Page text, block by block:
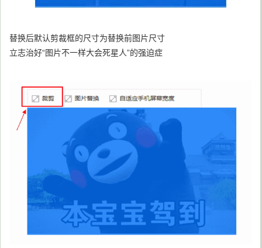
替换后默认剪裁框的尺寸为替换前图片尺寸
立志治好“图片不一样大会死星人”的强迫症